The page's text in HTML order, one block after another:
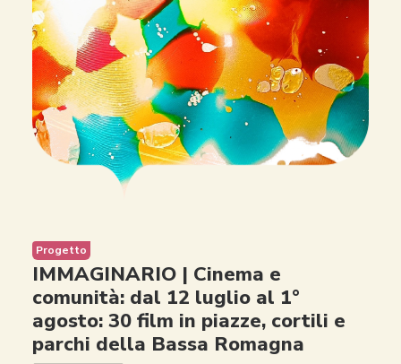
Progetto
IMMAGINARIO | Cinema e
comunità: dal 12 luglio al 1°
agosto: 30 film in piazze, cortili e
parchi della Bassa Romagna